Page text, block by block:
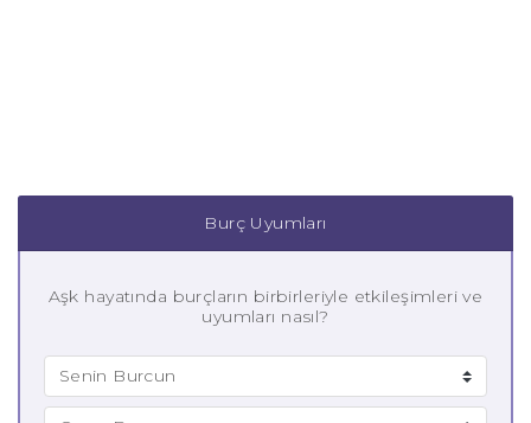
Burç Uyumları
Aşk hayatında burçların birbirleriyle etkileşimleri ve
uyumları nasıl?